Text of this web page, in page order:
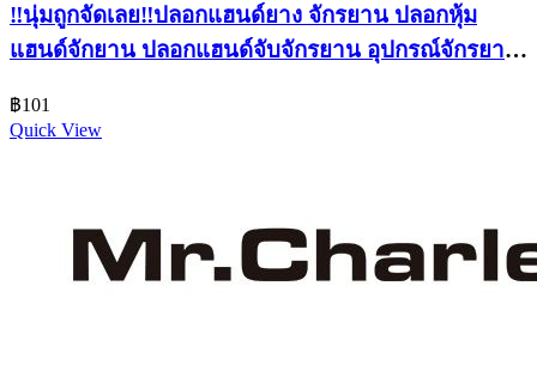
‼️นุ่มถูกจัดเลย‼️ปลอกแฮนด์ยาง จักรยาน ปลอกหุ้ม
แฮนด์จักยาน ปลอกแฮนด์จับจักรยาน อุปกรณ์จักรยาน
฿101
Quick View